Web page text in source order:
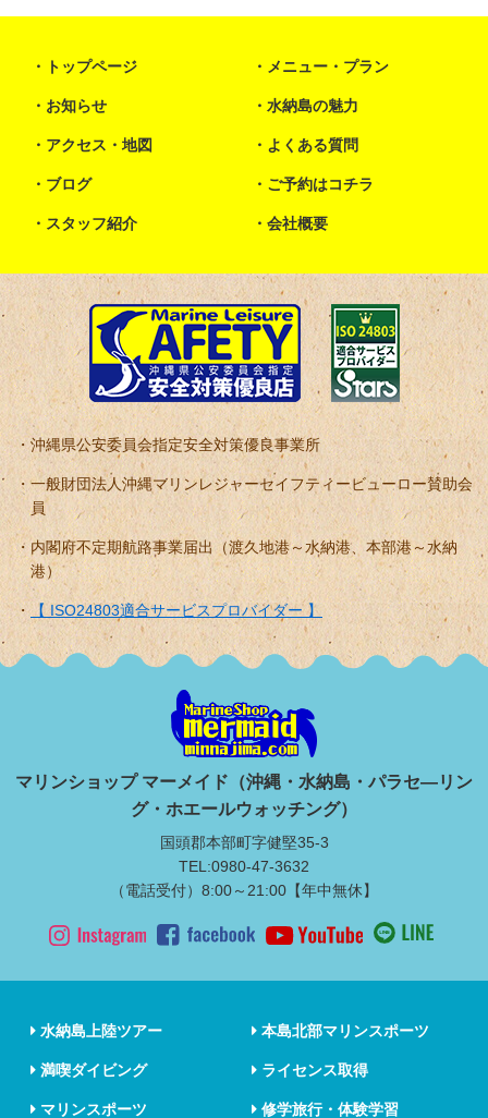
トップページ メニュー・プラン
お知らせ 水納島の魅力
アクセス・地図 よくある質問
ブログ ご予約はコチラ
スタッフ紹介 会社概要
沖縄県公安委員会指定安全対策優良事業所
一般財団法人沖縄マリンレジャーセイフティービューロー賛助会
員
内閣府不定期航路事業届出（渡久地港～水納港、本部港～水納
港）
【 ISO24803適合サービスプロバイダー 】
マリンショップ マーメイド（沖縄・水納島・パラセ―リン
グ・ホエールウォッチング）
国頭郡本部町字健堅35-3
TEL:0980-47-3632
（電話受付）8:00～21:00【年中無休】
水納島上陸ツアー 本島北部マリンスポーツ
満喫ダイビング ライセンス取得
マリンスポーツ 修学旅行・体験学習